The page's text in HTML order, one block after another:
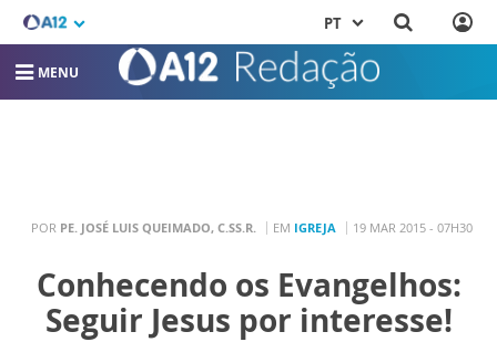
PT
MENU
POR PE. JOSÉ LUIS QUEIMADO, C.SS.R. EM IGREJA 19 MAR 2015 - 07H30
Conhecendo os Evangelhos:
Seguir Jesus por interesse!